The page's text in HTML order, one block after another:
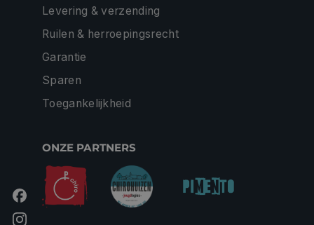
Levering & verzending
Ruilen & herroepingsrecht
Garantie
Sparen
Toegankelijkheid
ONZE PARTNERS